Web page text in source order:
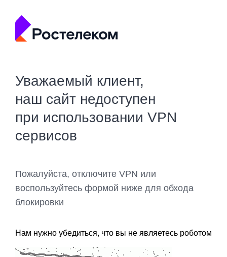
Уважаемый клиент,
наш сайт недоступен
при использовании VPN
сервисов
Пожалуйста, отключите VPN или
воспользуйтесь формой ниже для обхода
блокировки
Нам нужно убедиться, что вы не являетесь роботом